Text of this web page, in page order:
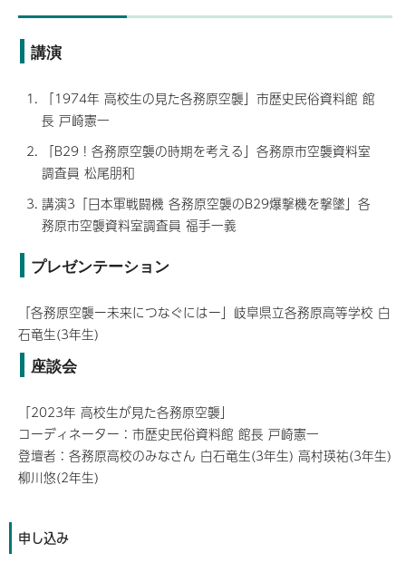
講演
「1974年 高校生の見た各務原空襲」市歴史民俗資料館 館
長 戸崎憲一
「B29！各務原空襲の時期を考える」各務原市空襲資料室
調査員 松尾朋和
講演3「日本軍戦闘機 各務原空襲のB29爆撃機を撃墜」各
務原市空襲資料室調査員 福手一義
プレゼンテーション
「各務原空襲ー未来につなぐにはー」岐阜県立各務原高等学校 白
石竜生(3年生)
座談会
「2023年 高校生が見た各務原空襲」
コーディネーター：市歴史民俗資料館 館長 戸崎憲一
登壇者：各務原高校のみなさん 白石竜生(3年生) 高村瑛祐(3年生)
柳川悠(2年生)
申し込み